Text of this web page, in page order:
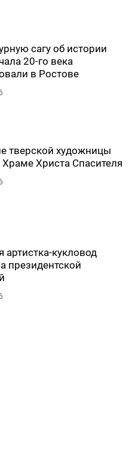
сагу об истории
20-го века
в Ростове
тверской художницы
Христа Спасителя
артистка-кукловод
президентской